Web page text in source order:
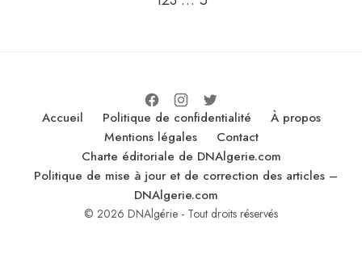
Accueil Politique de confidentialité
À propos
Mentions légales
Contact
Charte éditoriale de DNAlgerie.com
Politique de mise à jour et de correction des articles –
DNAlgerie.com
© 2026 DNAlgérie - Tout droits réservés